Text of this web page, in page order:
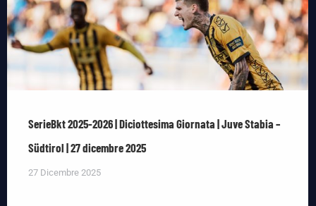
SerieBkt 2025-2026 | Diciottesima Giornata | Juve Stabia –
Südtirol | 27 dicembre 2025
27 Dicembre 2025